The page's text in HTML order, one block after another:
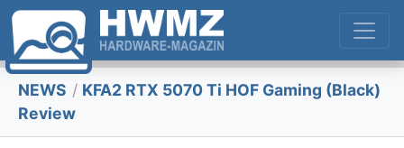
NEWS / KFA2 RTX 5070 Ti HOF Gaming (Black)
Review